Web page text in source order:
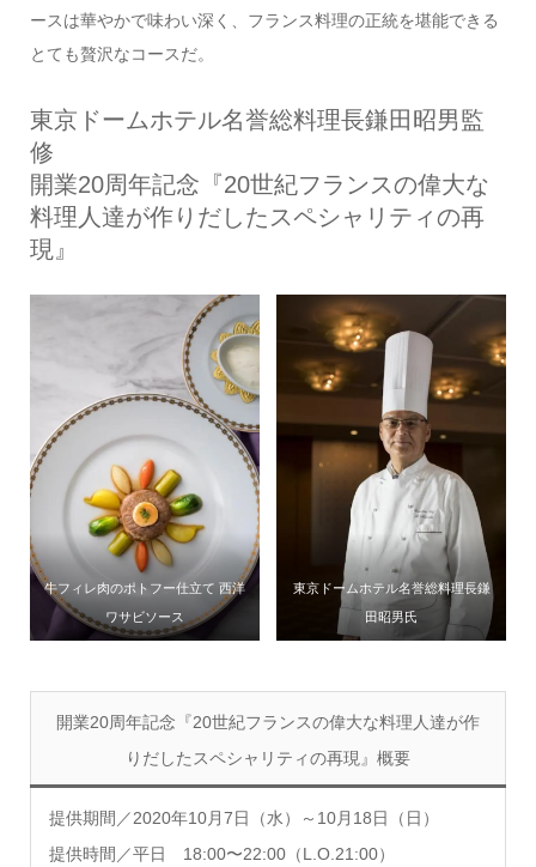
ースは華やかで味わい深く、フランス料理の正統を堪能できる
とても贅沢なコースだ。
東京ドームホテル名誉総料理長鎌田昭男監
修
開業20周年記念『20世紀フランスの偉大な
料理人達が作りだしたスペシャリティの再
現』
牛フィレ肉のポトフー仕立て 西洋
ワサビソース
東京ドームホテル名誉総料理長鎌
田昭男氏
開業20周年記念『20世紀フランスの偉大な料理人達が作
りだしたスペシャリティの再現』概要
提供期間／2020年10月7日（水）～10月18日（日）
提供時間／平日 18:00〜22:00（L.O.21:00）